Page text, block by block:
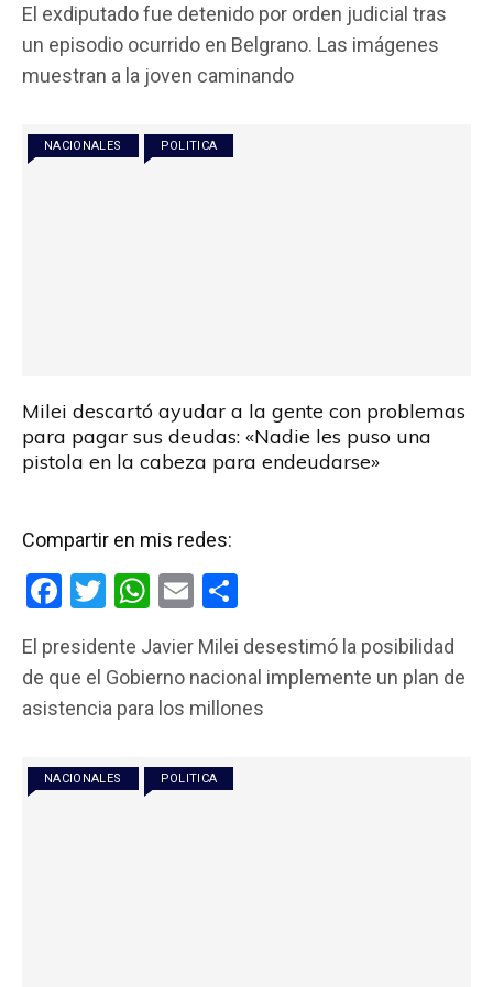
ce
b
o
k
tt
er
at
s
p
p
ail m
p
El exdiputado fue detenido por orden judicial tras
un episodio ocurrido en Belgrano. Las imágenes
muestran a la joven caminando
NACIONALES POLITICA
Milei descartó ayudar a la gente con problemas
para pagar sus deudas: «Nadie les puso una
pistola en la cabeza para endeudarse»
Compartir en mis redes:
F
ce
b
o
k
T
tt
er
W
at
s
p
p
E
ail m
p
El presidente Javier Milei desestimó la posibilidad
de que el Gobierno nacional implemente un plan de
asistencia para los millones
NACIONALES POLITICA